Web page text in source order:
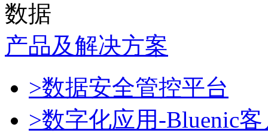
数据
产品及解决方案
>数据安全管控平台
>数字化应用-Bluenic